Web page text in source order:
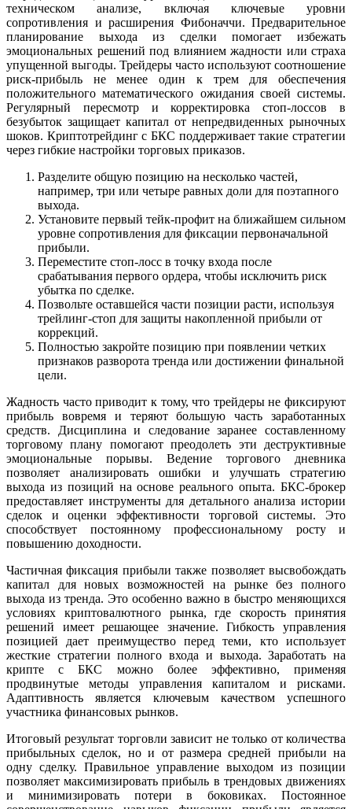
техническом анализе, включая ключевые уровни
сопротивления и расширения Фибоначчи. Предварительное
планирование выхода из сделки помогает избежать
эмоциональных решений под влиянием жадности или страха
упущенной выгоды. Трейдеры часто используют соотношение
риск-прибыль не менее один к трем для обеспечения
положительного математического ожидания своей системы.
Регулярный пересмотр и корректировка стоп-лоссов в
безубыток защищает капитал от непредвиденных рыночных
шоков. Криптотрейдинг с БКС поддерживает такие стратегии
через гибкие настройки торговых приказов.
Разделите общую позицию на несколько частей,
например, три или четыре равных доли для поэтапного
выхода.
Установите первый тейк-профит на ближайшем сильном
уровне сопротивления для фиксации первоначальной
прибыли.
Переместите стоп-лосс в точку входа после
срабатывания первого ордера, чтобы исключить риск
убытка по сделке.
Позвольте оставшейся части позиции расти, используя
трейлинг-стоп для защиты накопленной прибыли от
коррекций.
Полностью закройте позицию при появлении четких
признаков разворота тренда или достижении финальной
цели.
Жадность часто приводит к тому, что трейдеры не фиксируют
прибыль вовремя и теряют большую часть заработанных
средств. Дисциплина и следование заранее составленному
торговому плану помогают преодолеть эти деструктивные
эмоциональные порывы. Ведение торгового дневника
позволяет анализировать ошибки и улучшать стратегию
выхода из позиций на основе реального опыта. БКС-брокер
предоставляет инструменты для детального анализа истории
сделок и оценки эффективности торговой системы. Это
способствует постоянному профессиональному росту и
повышению доходности.
Частичная фиксация прибыли также позволяет высвобождать
капитал для новых возможностей на рынке без полного
выхода из тренда. Это особенно важно в быстро меняющихся
условиях криптовалютного рынка, где скорость принятия
решений имеет решающее значение. Гибкость управления
позицией дает преимущество перед теми, кто использует
жесткие стратегии полного входа и выхода. Заработать на
крипте с БКС можно более эффективно, применяя
продвинутые методы управления капиталом и рисками.
Адаптивность является ключевым качеством успешного
участника финансовых рынков.
Итоговый результат торговли зависит не только от количества
прибыльных сделок, но и от размера средней прибыли на
одну сделку. Правильное управление выходом из позиции
позволяет максимизировать прибыль в трендовых движениях
и минимизировать потери в боковиках. Постоянное